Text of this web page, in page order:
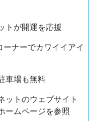
トが開運を応援
ーナーでカワイイアイ
車場も無料
ットのウェブサイト
ームページを参照